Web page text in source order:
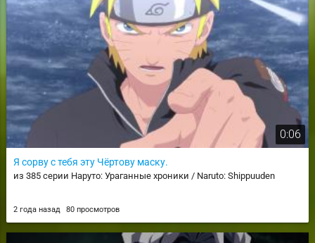
0:06
Я сорву с тебя эту Чёртову маску.
из 385 серии Наруто: Ураганные хроники / Naruto: Shippuuden
2 года назад 80 просмотров